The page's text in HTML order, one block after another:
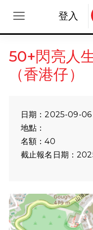
登入
50+閃亮人
（香港仔）
日期：2025-09-
地點：
名額：40
截止報名日期：